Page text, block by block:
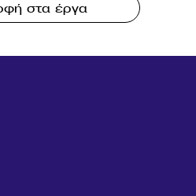
στα έργα